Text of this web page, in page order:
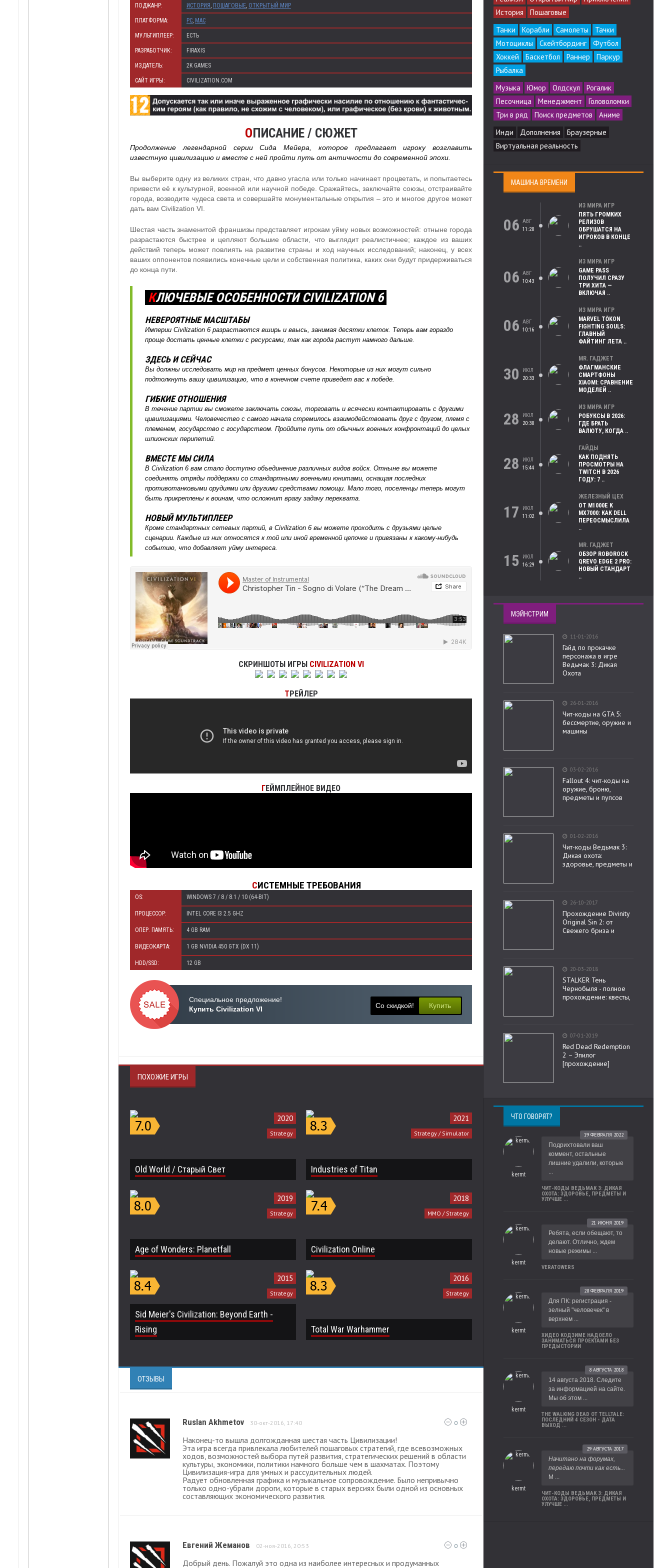
ПОДЖАНР: ИСТОРИЯ , ПОШАГОВЫЕ, ОТКРЫТЫЙ МИР
ПЛАТФОРМА: PC, MAC
МУЛЬТИПЛЕЕР: ЕСТЬ
РАЗРАБОТЧИК: FIRAXIS
ИЗДАТЕЛЬ: 2K GAMES
САЙТ ИГРЫ: CIVILIZATION.COM
ОПИСАНИЕ / СЮЖЕТ
Продолжение легендарной серии Сида Мейера, которое предлагает игроку возглавить
известную цивилизацию и вместе с ней пройти путь от античности до современной эпохи.
Вы выберите одну из великих стран, что давно угасла или только начинает процветать, и попытаетесь
привести её к культурной, военной или научной победе. Сражайтесь, заключайте союзы, отстраивайте
города, возводите чудеса света и совершайте монументальные открытия – это и многое другое может
дать вам Civilization VI.
Шестая часть знаменитой франшизы представляет игрокам уйму новых возможностей: отныне города
разрастаются быстрее и цепляют большие области, что выглядит реалистичнее; каждое из ваших
действий теперь может повлиять на развитие страны и ход научных исследований; наконец, у всех
ваших оппонентов появились конечные цели и собственная политика, каких они будут придерживаться
до конца пути.
КЛЮЧЕВЫЕ ОСОБЕННОСТИ CIVILIZATION 6
НЕВЕРОЯТНЫЕ МАСШТАБЫ
Империи Civilization 6 разрастаются вширь и ввысь, занимая десятки клеток. Теперь вам гораздо
проще достать ценные клетки с ресурсами, так как города растут намного дальше.
ЗДЕСЬ И СЕЙЧАС
Вы должны исследовать мир на предмет ценных бонусов. Некоторые из них могут сильно
подтолкнуть вашу цивилизацию, что в конечном счете приведет вас к победе.
ГИБКИЕ ОТНОШЕНИЯ
В течение партии вы сможете заключать союзы, торговать и всячески контактировать с другими
цивилизациями. Человечество с самого начала стремилось взаимодействовать друг с другом, племя с
племенем, государство с государством. Пройдите путь от обычных военных конфронтаций до целых
шпионских перипетий.
ВМЕСТЕ МЫ СИЛА
В Civilization 6 вам стало доступно объединение различных видов войск. Отныне вы можете
соединять отряды поддержки со стандартными военными юнитами, оснащая последних
противотанковыми орудиями или другими средствами помощи. Мало того, поселенцы теперь могут
быть прикреплены к воинам, что осложнит врагу задачу перехвата.
НОВЫЙ МУЛЬТИПЛЕЕР
Кроме стандартных сетевых партий, в Civilization 6 вы можете проходить с друзьями целые
сценарии. Каждые из них относятся к той или иной временной цепочке и привязаны к какому-нибудь
событию, что добавляет уйму интереса.
СКРИНШОТЫ ИГРЫ CIVILIZATION VI
ТРЕЙЛЕР
ГЕЙМПЛЕЙНОЕ ВИДЕО
СИСТЕМНЫЕ ТРЕБОВАНИЯ
OS: WINDOWS 7 / 8 / 8.1 / 10 (64-BIT)
ПРОЦЕССОР: INTEL CORE I3 2.5 GHZ
ОПЕР. ПАМЯТЬ: 4 GB RAM
ВИДЕОКАРТА: 1 GB NVIDIA 450 GTX (DX 11)
HDD/SSD: 12 GB
Специальное предложение!
Купить Civilization VI
Со скидкой! Купить
ПОХОЖИЕ ИГРЫ
Old World / Старый Свет
2020
Strategy
Industries of Titan
2021
Strategy / Simulator
Age of Wonders: Planetfall
2019
Strategy
Civilization Online
2018
MMO / Strategy
Sid Meier's Civilization: Beyond Earth -
Rising
2015
Strategy
Total War Warhammer
2016
Strategy
ОТЗЫВЫ
Ruslan Akhmetov 30-окт-2016, 17:40 0
Наконец-то вышла долгожданная шестая часть Цивилизации!
Эта игра всегда привлекала любителей пошаговых стратегий, где всевозможных
ходов, возможностей выбора путей развития, стратегических решений в области
культуры, экономики, политики намного больше чем в шахматах. Поэтому
Цивилизация-игра для умных и рассудительных людей.
Радует обновленная графика и музыкальное сопровождение. Было непривычно
только одно-убрали дороги, которые в старых версиях были одной из основных
составляющих экономического развития.
Евгений Жеманов 02-ноя-2016, 20:53 0
Добрый день. Пожалуй это одна из наиболее интересных и продуманных
История
Пошаговые
Танки
Корабли Самолеты
Тачки
Мотоциклы
Скейтбординг
Футбол
Хоккей
Баскетбол Раннер
Паркур
Рыбалка
Музыка
Юмор Олдскул
Рогалик
Песочница
Менеджмент
Головоломки
Три в ряд
Поиск предметов
Аниме
Инди
Дополнения
Браузерные
Виртуальная реальность
МАШИНА ВРЕМЕНИ
06 АВГ
11:20
ИЗ МИРА ИГР
ПЯТЬ ГРОМКИХ
РЕЛИЗОВ
ОБРУШАТСЯ НА
ИГРОКОВ В КОНЦЕ
..
06 АВГ
10:43
ИЗ МИРА ИГР
GAME PASS
ПОЛУЧИЛ СРАЗУ
ТРИ ХИТА —
ВКЛЮЧАЯ ..
06 АВГ
10:16
ИЗ МИРА ИГР
MARVEL TŌKON
FIGHTING SOULS:
ГЛАВНЫЙ
ФАЙТИНГ ЛЕТА ..
30
ИЮЛ
20:33
MR. ГАДЖЕТ
ФЛАГМАНСКИЕ
СМАРТФОНЫ
XIAOMI: СРАВНЕНИЕ
МОДЕЛЕЙ ..
28
ИЮЛ
20:30
ИЗ МИРА ИГР
РОБУКСЫ В 2026:
ГДЕ БРАТЬ
ВАЛЮТУ, КОГДА ..
28
ИЮЛ
15:44
ГАЙДЫ
КАК ПОДНЯТЬ
ПРОСМОТРЫ НА
TWITCH В 2026
ГОДУ: 7 ..
17
ИЮЛ
11:02
ЖЕЛЕЗНЫЙ ЦЕХ
ОТ M1000E К
MX7000: КАК DELL
ПЕРЕОСМЫСЛИЛА
..
15
ИЮЛ
16:29
MR. ГАДЖЕТ
ОБЗОР ROBOROCK
QREVO EDGE 2 PRO:
НОВЫЙ СТАНДАРТ
..
МЭЙНСТРИМ
11-01-2016
Гайд по прокачке
персонажа в игре
Ведьмак 3: Дикая
Охота
26-01-2016
Чит-коды на GTA 5:
бессмертие, оружие и
машины
03-02-2016
Fallout 4: чит-коды на
оружие, броню,
предметы и пупсов
01-02-2016
Чит-коды Ведьмак 3:
Дикая охота:
здоровье, предметы и
26-10-2017
Прохождение Divinity
Original Sin 2: от
Свежего бриза и
20-03-2018
STALKER Тень
Чернобыля - полное
прохождение: квесты,
07-01-2019
Red Dead Redemption
2 – Эпилог
[прохождение]
ЧТО ГОВОРЯТ?
kermt
19 ФЕВРАЛЯ 2022
Подрихтовали ваш
коммент, остальные
лишние удалили, которые
...
ЧИТ-КОДЫ ВЕДЬМАК 3: ДИКАЯ
ОХОТА: ЗДОРОВЬЕ, ПРЕДМЕТЫ И
УЛУЧШЕ ...
kermt
21 ИЮНЯ 2019
Ребята, если обещают, то
делают. Отлично, ждем
новые режимы ...
VERATOWERS
kermt
28 ФЕВРАЛЯ 2019
Для ПК: регистрация -
зелный "человечек" в
верхнем ...
ХИДЕО КОДЗИМЕ НАДОЕЛО
ЗАНИМАТЬСЯ ПРОЕКТАМИ БЕЗ
ПРЕДЫСТОРИИ
kermt
8 АВГУСТА 2018
14 августа 2018. Следите
за информацией на сайте.
Мы об этом ...
THE WALKING DEAD ОТ TELLTALE:
ПОСЛЕДНИЙ 4 СЕЗОН - ДАТА
ВЫХОД ...
kermt
29 АВГУСТА 2017
Начитано на форумах,
передаю почти как есть...
М ...
ЧИТ-КОДЫ ВЕДЬМАК 3: ДИКАЯ
ОХОТА: ЗДОРОВЬЕ, ПРЕДМЕТЫ И
УЛУЧШЕ ...